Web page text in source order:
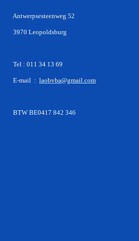
Antwerpsesteenweg 52
3970 Leopoldsburg
Tel : 011 34 13 69
E-mail : laobvba@gmail.com
BTW BE0417 842 346